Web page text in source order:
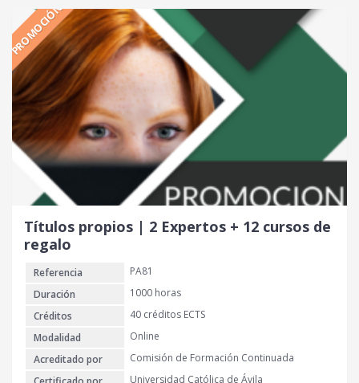
c
i
o
o
r
i
g
i
n
a
e
r
i
o
c
u
a
l
e
s
:
2
8
€
PROMOCIÓN
Títulos propios | 2 Expertos + 12 cursos de
regalo
Referencia
PA81
Duración
1000 horas
Créditos
40 créditos ECTS
Modalidad
Online
Acreditado por
Comisión de Formación Continuada
Universidad Católica de Ávila